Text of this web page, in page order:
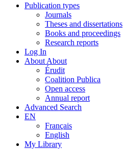
Publication types
Journals
Theses and dissertations
Books and proceedings
Research reports
Log In
About About
Érudit
Coalition Publica
Open access
Annual report
Advanced Search
EN
Français
English
My Library